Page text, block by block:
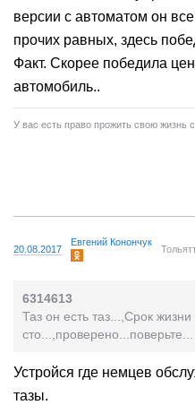
версии с автоматом он
прочих равных, здесь
Факт. Скорее победила
автомобиль..
У вас есть право прожить свою жизнь
20.08.2017
Евгений Конончук
6314613
Таз он есть таз...,Срок
сто...,проверено...поверьте...
Устройся где немцев
тазы.